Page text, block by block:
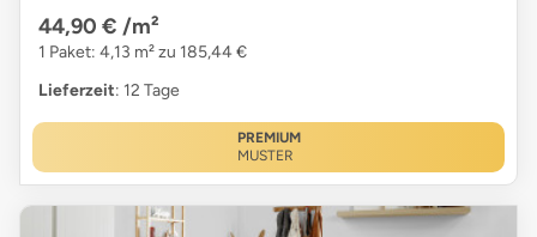
44,90 € /m²
1 Paket: 4,13 m² zu 185,44 €
Lieferzeit: 12 Tage
PREMIUM
MUSTER